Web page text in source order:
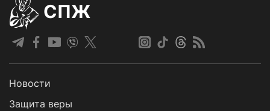
СПЖ
Новости
Защита веры